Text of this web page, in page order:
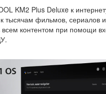
KM2 Plus Deluxe к
к тысячам фильмов, сериалов
всем контентом при помощи